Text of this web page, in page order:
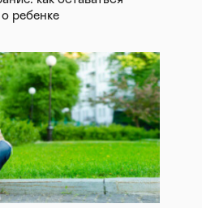
ребенке